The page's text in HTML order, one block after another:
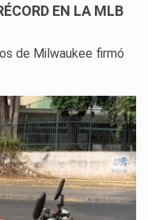
EN LA MLB
de Milwaukee firmó